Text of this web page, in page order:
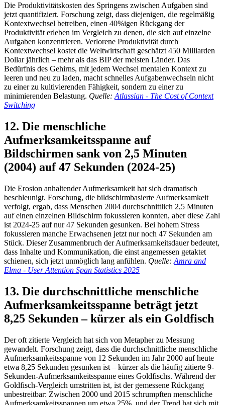
Die Produktivitätskosten des Springens zwischen Aufgaben sind
jetzt quantifiziert. Forschung zeigt, dass diejenigen, die regelmäßig
Kontextwechsel betreiben, einen 40%igen Rückgang der
Produktivität erleben im Vergleich zu denen, die sich auf einzelne
Aufgaben konzentrieren. Verlorene Produktivität durch
Kontextwechsel kostet die Weltwirtschaft geschätzt 450 Milliarden
Dollar jährlich – mehr als das BIP der meisten Länder. Das
Bedürfnis des Gehirns, mit jedem Wechsel mentalen Kontext zu
leeren und neu zu laden, macht schnelles Aufgabenwechseln nicht
zu einer zu kultivierenden Fähigkeit, sondern zu einer zu
minimierenden Belastung. Quelle: Atlassian - The Cost of Context
Switching
12. Die menschliche
Aufmerksamkeitsspanne auf
Bildschirmen sank von 2,5 Minuten
(2004) auf 47 Sekunden (2024-25)
Die Erosion anhaltender Aufmerksamkeit hat sich dramatisch
beschleunigt. Forschung, die bildschirmbasierte Aufmerksamkeit
verfolgt, ergab, dass Menschen 2004 durchschnittlich 2,5 Minuten
auf einen einzelnen Bildschirm fokussieren konnten, aber diese Zahl
ist 2024-25 auf nur 47 Sekunden gesunken. Bei hohem Stress
fokussieren manche Erwachsenen jetzt nur noch 47 Sekunden am
Stück. Dieser Zusammenbruch der Aufmerksamkeitsdauer bedeutet,
dass Inhalte und Kommunikation, die einst angemessen getaktet
schienen, sich jetzt unmöglich lang anfühlen. Quelle: Amra and
Elma - User Attention Span Statistics 2025
13. Die durchschnittliche menschliche
Aufmerksamkeitsspanne beträgt jetzt
8,25 Sekunden – kürzer als ein Goldfisch
Der oft zitierte Vergleich hat sich von Metapher zu Messung
gewandelt. Forschung zeigt, dass die durchschnittliche menschliche
Aufmerksamkeitsspanne von 12 Sekunden im Jahr 2000 auf heute
etwa 8,25 Sekunden gesunken ist – kürzer als die häufig zitierte 9-
Sekunden-Aufmerksamkeitsspanne eines Goldfischs. Während der
Goldfisch-Vergleich umstritten ist, ist der gemessene Rückgang
unbestreitbar: Zwischen 2000 und 2015 schrumpften menschliche
Aufmerksamkeitsspannen um etwa 25%, und der Trend hat sich mit